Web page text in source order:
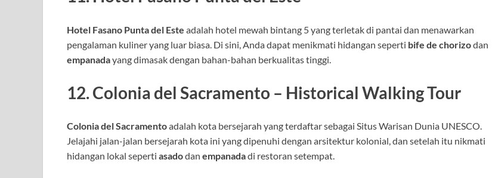
Hotel Fasano Punta del Este adalah hotel mewah bintang 5 yang terletak di pantai dan menawarkan
pengalaman kuliner yang luar biasa. Di sini, Anda dapat menikmati hidangan seperti bife de chorizodan
empanadayang dimasak dengan bahan-bahan berkualitas tinggi.
12.Colonia del Sacramento – Historical Walking Tour
Colonia del Sacramentoadalah kota bersejarah yang terdaftar sebagai Situs Warisan Dunia UNESCO.
Jelajahi jalan-jalan bersejarah kota ini yang dipenuhi dengan arsitektur kolonial, dan setelah itu nikmati
hidangan lokal seperti asadodan empanadadi restoran setempat.